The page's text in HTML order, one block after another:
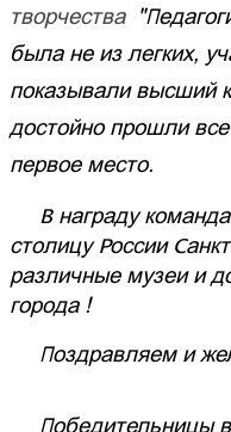
творчества
была не из легких,
показывали высший
достойно прошли
первое место.
В награду команда
столицу России
различные музеи и
города !
Поздравляем и
Победительницы